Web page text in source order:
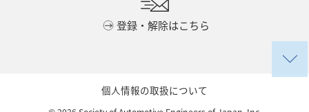
登録・解除はこちら
個人情報の取扱について